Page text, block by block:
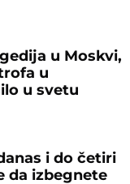
u Moskvi,
u
u svetu
i do četiri
da izbegnete